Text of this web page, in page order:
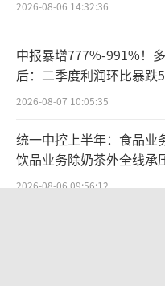
医保局调查药
格有先天的优势。
及时回传到医保系
整理分析，不难查
2024年一季度
点零售药店的价格
且价格差异较大的
2026-08-06 14:32:36
中报暴增777%-991%！
后：二季度利润环比暴跌
是黄金坑还是陷阱？
2026-08-07 10:05:35
统一中控上半年：食品业
饮品业务除奶茶外全线承
2026-08-06 09:56:12